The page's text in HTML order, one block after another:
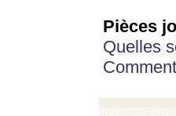
Pièces
Quelles